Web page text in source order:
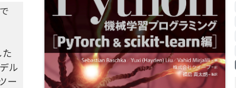
ル
ー